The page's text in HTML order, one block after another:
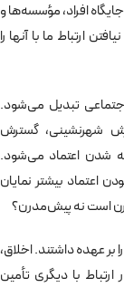
افراد، مؤسسه‌ها و
ارتباط ما با آنها را
تبدیل می‌شود.
شهرنشینی، گسترش
شدن اعتماد می‌شود.
اعتماد بیشتر نمایان
است نه پیش‌مدرن؟
بر عهده داشتند. اخلاق،
با دیگری تأمین